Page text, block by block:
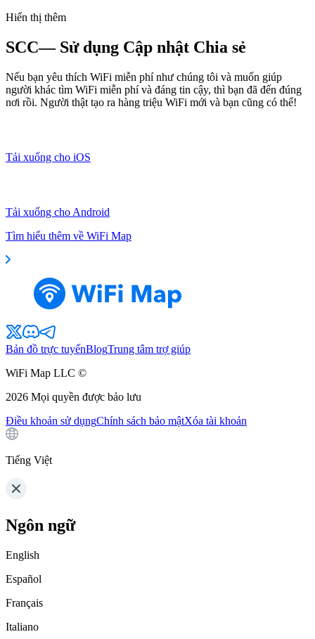
Hiển thị thêm
SCC— Sử dụng Cập nhật Chia sẻ
Nếu bạn yêu thích WiFi miễn phí như chúng tôi và muốn giúp
người khác tìm WiFi miễn phí và đáng tin cậy, thì bạn đã đến đúng
nơi rồi. Người thật tạo ra hàng triệu WiFi mới và bạn cũng có thể!
Tải xuống cho iOS
Tải xuống cho Android
Tìm hiểu thêm về WiFi Map
Bản đồ trực tuyếnBlogTrung tâm trợ giúp
WiFi Map LLC ©
2026 Mọi quyền được bảo lưu
Điều khoản sử dụngChính sách bảo mậtXóa tài khoản
Tiếng Việt
Ngôn ngữ
English
Español
Français
Italiano